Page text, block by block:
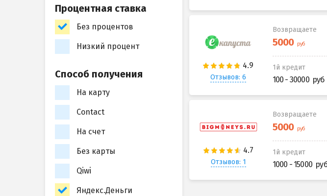
Отзывов: 6
Возвращаете
1й кредит
100 - 30000
Отзывов: 1
Возвращаете
1й кредит
1000 - 15000
Процентная ставка
Без процентов
Низкий процент
Способ получения
На карту
Contact
На счет
Без карты
Qiwi
Яндекс.Деньги